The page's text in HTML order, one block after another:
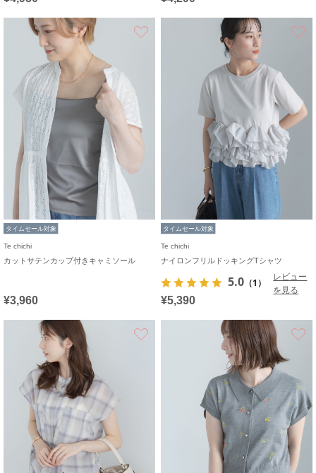
タイムセール対象
Te chichi
カットサテンカップ付きキャミソール
¥3,960
タイムセール対象
Te chichi
ナイロンフリルドッキングTシャツ
5.0 （1）
レビュー
を見る
¥5,390